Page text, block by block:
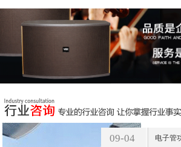
09-04 电子管